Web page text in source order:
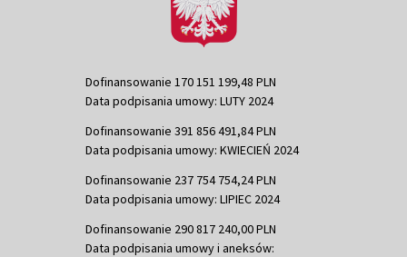
Dofinansowanie 170 151 199,48 PLN
Data podpisania umowy: LUTY 2024
Dofinansowanie 391 856 491,84 PLN
Data podpisania umowy: KWIECIEŃ 2024
Dofinansowanie 237 754 754,24 PLN
Data podpisania umowy: LIPIEC 2024
Dofinansowanie 290 817 240,00 PLN
Data podpisania umowy i aneksów: